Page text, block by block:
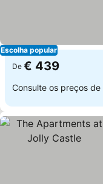
Escolha popular
De € 439
Consulte os preços de